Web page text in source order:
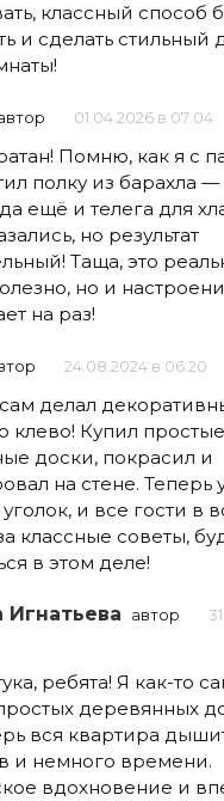
классный способ
и сделать стильный
01.04.2026 в 07:04
Помню, как я с
полку из барахла
ещё и телега для
но результат
Таща, это
но и
на раз!
24.08.2024 в 06:20
делал
клево! Купил простые
доски, покрасил и
на стене. Теперь
и все гости в
классные советы,
в этом деле!
автор
ребята! Я как-то
деревянных
вся квартира
и немного времени.
вдохновение и